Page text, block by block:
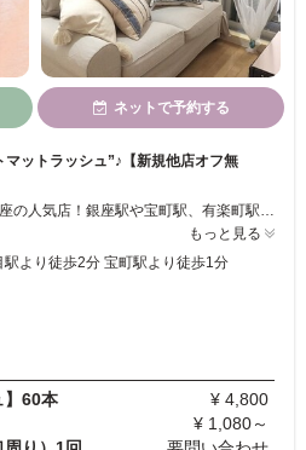
ネットで予約する
ットラッシュ”♪【新規他店オフ無
もっと見る
より徒歩2分 宝町駅より徒歩1分
】60本
¥ 4,800
¥ 1,080～